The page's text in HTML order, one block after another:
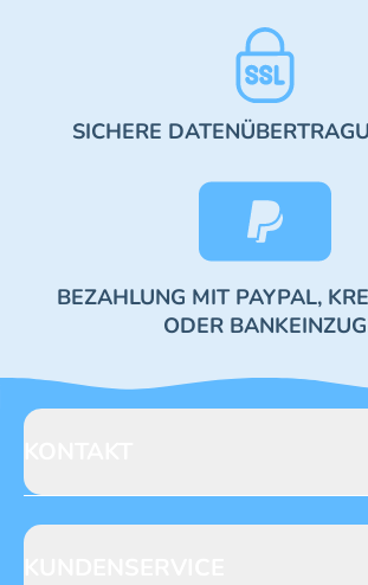
SICHERE
BEZAHLUNG MIT PAYPAL,
ODER BANKEINZUG
Seidenstraße 19